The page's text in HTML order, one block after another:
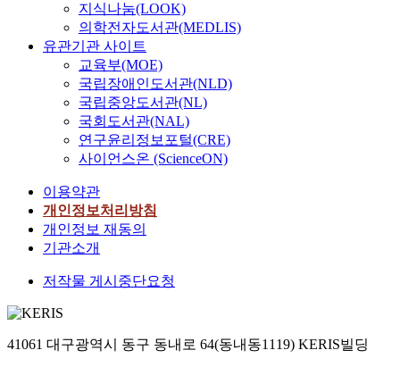
지식나눔(LOOK)
의학전자도서관(MEDLIS)
유관기관 사이트
교육부(MOE)
국립장애인도서관(NLD)
국립중앙도서관(NL)
국회도서관(NAL)
연구윤리정보포털(CRE)
사이언스온 (ScienceON)
이용약관
개인정보처리방침
개인정보 재동의
기관소개
저작물 게시중단요청
41061 대구광역시 동구 동내로 64(동내동1119) KERIS빌딩